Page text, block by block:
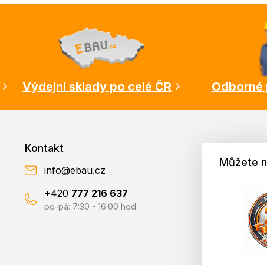
Výdejní sklady po celé ČR
Kontakt
info@ebau.cz
+420 777 216 637
po-pá: 7:30 - 16:00 hod
Můžete